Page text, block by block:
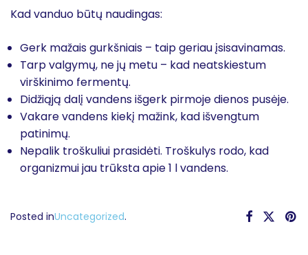
Kad vanduo būtų naudingas:
Gerk mažais gurkšniais – taip geriau įsisavinamas.
Tarp valgymų, ne jų metu – kad neatskiestum
virškinimo fermentų.
Didžiąją dalį vandens išgerk pirmoje dienos pusėje.
Vakare vandens kiekį mažink, kad išvengtum
patinimų.
Nepalik troškuliui prasidėti. Troškulys rodo, kad
organizmui jau trūksta apie 1 l vandens.
Posted inUncategorized.